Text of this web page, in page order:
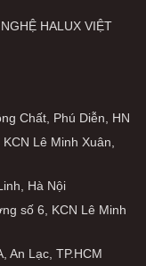
HALUX VIỆT
Chất, Phú Diễn, HN
Lê Minh Xuân,
Hà Nội
số 6, KCN Lê Minh
An Lạc, TP.HCM